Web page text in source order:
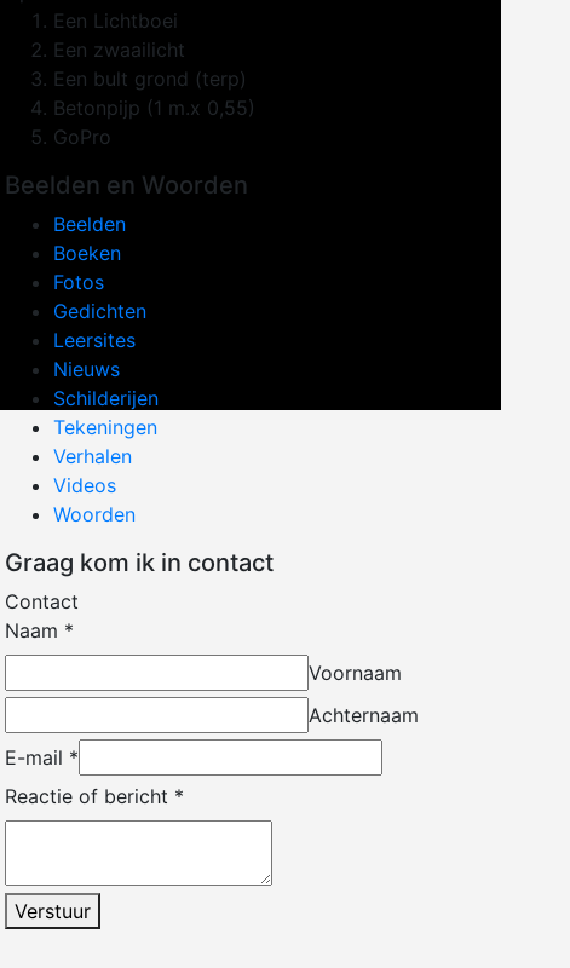
Een Lichtboei
Een zwaailicht
Een bult grond (terp)
Betonpijp (1 m.x 0,55)
GoPro
Beelden en Woorden
Beelden
Boeken
Fotos
Gedichten
Leersites
Nieuws
Schilderijen
Tekeningen
Verhalen
Videos
Woorden
Graag kom ik in contact
Contact
Naam *
Voornaam
Achternaam
E-mail *
Reactie of bericht *
Verstuur